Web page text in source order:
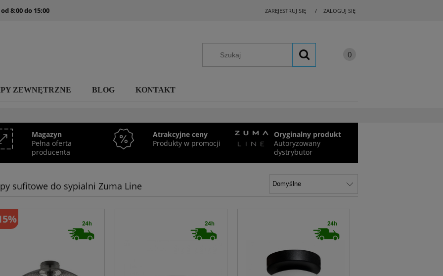
ZAREJESTRUJ SIĘ ZALOGUJ SIĘ
8:00 do 15:00
ZEWNĘTRZNE BLOG KONTAKT
Magazyn
Pełna oferta
producenta
Atrakcyjne ceny
Produkty w promocji
Oryginalny produkt
Autoryzowany
dystrybutor
sufitowe do sypialni Zuma Line